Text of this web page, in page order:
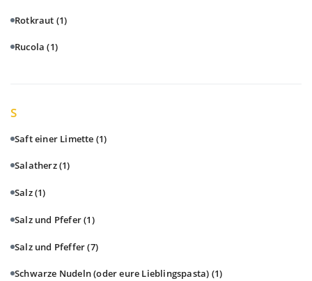
Rotkraut (1)
Rucola(1)
S
Saft einer Limette (1)
Salatherz(1)
Salz(1)
Salz und Pfefer(1)
Salz und Pfeffer(7)
Schwarze Nudeln (oder eure Lieblingspasta) (1)